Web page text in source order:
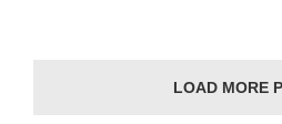
LOAD MORE